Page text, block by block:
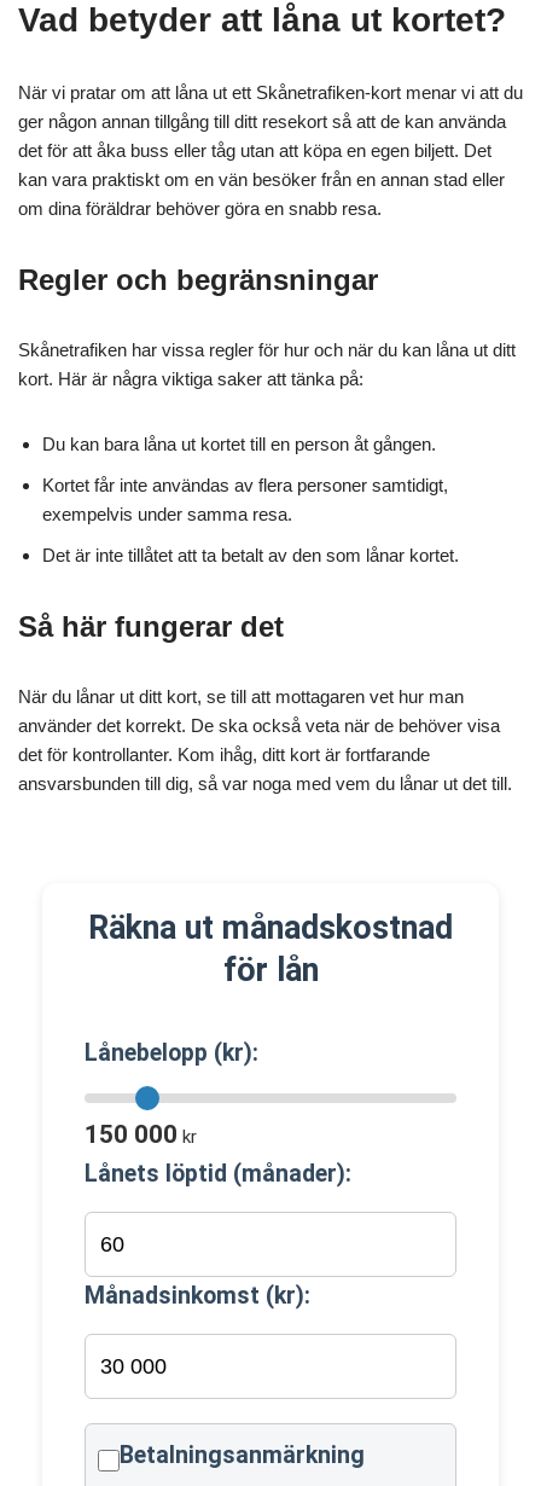
Vad betyder att låna ut kortet?
När vi pratar om att låna ut ett Skånetrafiken-kort menar vi att du
ger någon annan tillgång till ditt resekort så att de kan använda
det för att åka buss eller tåg utan att köpa en egen biljett. Det
kan vara praktiskt om en vän besöker från en annan stad eller
om dina föräldrar behöver göra en snabb resa.
Regler och begränsningar
Skånetrafiken har vissa regler för hur och när du kan låna ut ditt
kort. Här är några viktiga saker att tänka på:
Du kan bara låna ut kortet till en person åt gången.
Kortet får inte användas av flera personer samtidigt,
exempelvis under samma resa.
Det är inte tillåtet att ta betalt av den som lånar kortet.
Så här fungerar det
När du lånar ut ditt kort, se till att mottagaren vet hur man
använder det korrekt. De ska också veta när de behöver visa
det för kontrollanter. Kom ihåg, ditt kort är fortfarande
ansvarsbunden till dig, så var noga med vem du lånar ut det till.
Räkna ut månadskostnad
för lån
Lånebelopp (kr):
150 000 kr
Lånets löptid (månader):
Månadsinkomst (kr):
Betalningsanmärkning